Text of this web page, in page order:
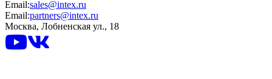
Email:sales@intex.ru
Email:partners@intex.ru
Москва, Лобненская ул., 18